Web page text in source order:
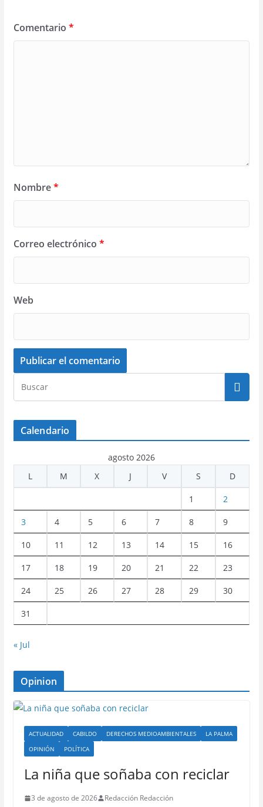
Comentario *
Nombre*
Correo electrónico *
Web
Calendario
agosto 2026
L
M X J V S D
1 2
3 4 5 6 7 8 9
10 11 12 13 14 15 16
17 18 19 20 21 22 23
24 25 26 27 28 29 30
31
« Jul
Opinion
ACTUALIDAD CABILDO DERECHOS MEDIOAMBIENTALES
LA PALMA
OPINIÓN
POLÍTICA
La niña que soñaba con reciclar
3 de agosto de 2026 Redacción Redacción